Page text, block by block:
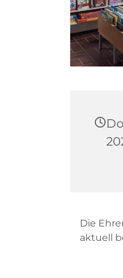
Die
aktuell